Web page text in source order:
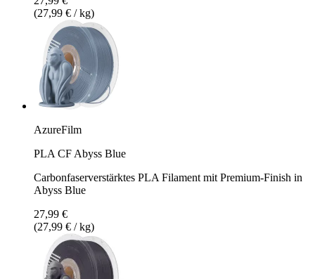
(27,99 € / kg)
AzureFilm
PLA CF Abyss Blue
Carbonfaserverstärktes PLA Filament mit Premium-Finish in
Abyss Blue
27,99 €
(27,99 € / kg)